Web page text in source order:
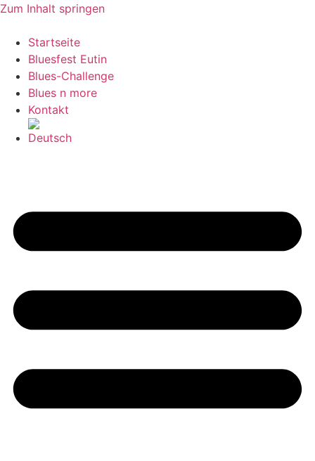
Zum Inhalt springen
Startseite
Bluesfest Eutin
Blues-Challenge
Blues n more
Kontakt